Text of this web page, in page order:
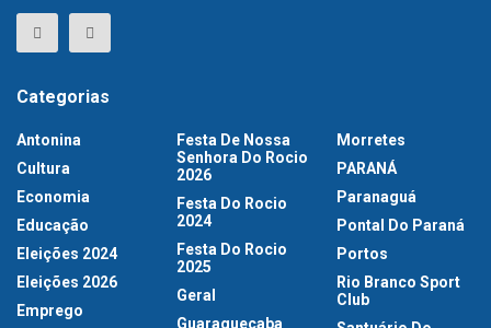
Categorias
Antonina
Cultura
Economia
Educação
Eleições 2024
Eleições 2026
Emprego
Festa De Nossa
Senhora Do Rocio
2026
Festa Do Rocio
2024
Festa Do Rocio
2025
Geral
Guaraqueçaba
Morretes
PARANÁ
Paranaguá
Pontal Do Paraná
Portos
Rio Branco Sport
Club